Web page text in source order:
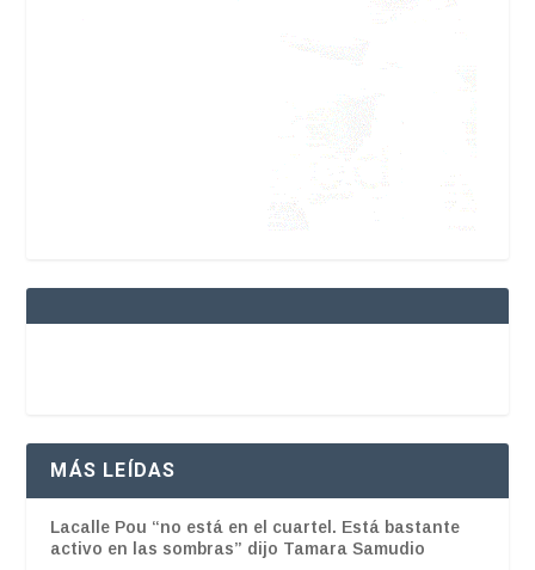
MÁS LEÍDAS
Lacalle Pou “no está en el cuartel. Está bastante
activo en las sombras” dijo Tamara Samudio